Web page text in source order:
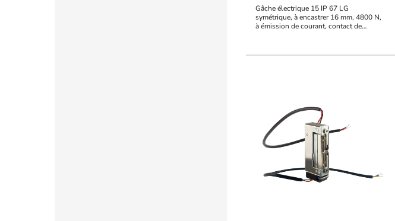
Gâche électrique 15 IP 67 LG
symétrique, à encastrer 16 mm, 4800 N,
à émission de courant, contact de